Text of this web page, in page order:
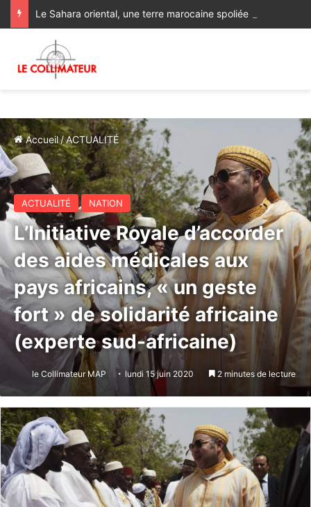
Accueil/ACTUALITÉ
ACTUALITÉ NATION
L’Initiative Royale d’accorder
des aides médicales aux
pays africains, « un geste
fort » de solidarité africaine
(experte sud-africaine)
le Collimateur MAP lundi 15 juin 2020 2 minutes de lecture